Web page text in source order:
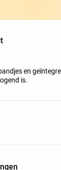
en
is.